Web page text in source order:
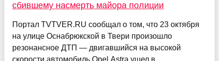
сбившему насмерть майора полиции
Портал TVTVER.RU сообщал о том, что 23 октября
на улице Оснабрюкской в Твери произошло
резонансное ДТП — двигавшийся на высокой